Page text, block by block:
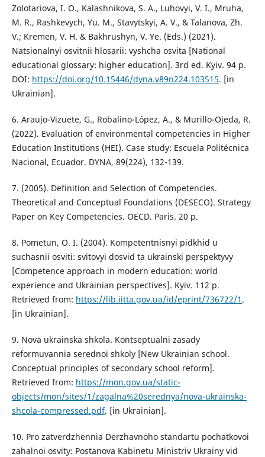
Zolotariova, I. O., Kalashnikova, S. A., Luhovyi, V. I., Mruha,
M. R., Rashkevych, Yu. M., Stavytskyi, A. V., & Talanova, Zh.
V.; Kremen, V. H. & Bakhrushyn, V. Ye. (Eds.) (2021).
Natsionalnyi osvitnii hlosarii: vyshcha osvita [National
educational glossary: higher education]. 3rd ed. Kyiv. 94 p.
DOI: https://doi.org/10.15446/dyna.v89n224.103515. [in
Ukrainian].
6. Araujo-Vizuete, G., Robalino-López, A., & Murillo-Ojeda, R.
(2022). Evaluation of environmental competencies in Higher
Education Institutions (HEI). Case study: Escuela Politécnica
Nacional, Ecuador. DYNA, 89(224), 132-139.
7. (2005). Definition and Selection of Competencies.
Theoretical and Conceptual Foundations (DESECO). Strategy
Paper on Key Competencies. OECD. Paris. 20 p.
8. Pometun, O. I. (2004). Kompetentnisnyi pidkhid u
suchasnii osviti: svitovyi dosvid ta ukrainski perspektyvy
[Competence approach in modern education: world
experience and Ukrainian perspectives]. Kyiv. 112 p.
Retrieved from: https://lib.iitta.gov.ua/id/eprint/736722/1 .
[in Ukrainian].
9. Nova ukrainska shkola. Kontseptualni zasady
reformuvannia serednoi shkoly [New Ukrainian school.
Conceptual principles of secondary school reform].
Retrieved from: https://mon.gov.ua/static-
objects/mon/sites/1/zagalna%20serednya/nova-ukrainska-
shcola-compressed.pdf. [in Ukrainian].
10. Pro zatverdzhennia Derzhavnoho standartu pochatkovoi
zahalnoi osvity: Postanova Kabinetu Ministriv Ukrainy vid